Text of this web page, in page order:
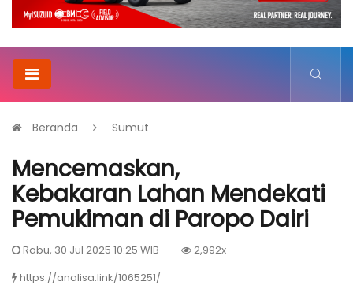
Beranda Sumut
Mencemaskan,
Kebakaran Lahan Mendekati
Pemukiman di Paropo Dairi
Rabu, 30 Jul 2025 10:25 WIB
2,992x
https://analisa.link/1065251/